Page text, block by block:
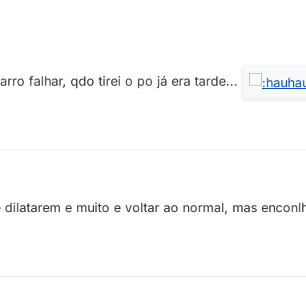
falhar, qdo tirei o po já era tarde...
e muito e voltar ao normal, mas